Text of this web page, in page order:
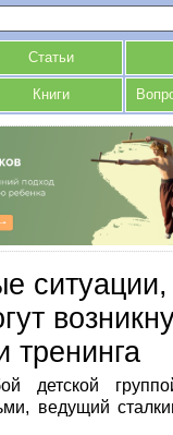
Статьи
Книги
ситуации,
тренинга
детской
ведущий